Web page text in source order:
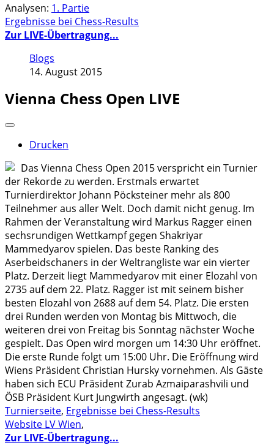
Analysen: 1. Partie
Ergebnisse bei Chess-Results
Zur LIVE-Übertragung...
Blogs
14. August 2015
Vienna Chess Open LIVE
Drucken
Das Vienna Chess Open 2015 verspricht ein Turnier
der Rekorde zu werden. Erstmals erwartet
Turnierdirektor Johann Pöcksteiner mehr als 800
Teilnehmer aus aller Welt. Doch damit nicht genug. Im
Rahmen der Veranstaltung wird Markus Ragger einen
sechsrundigen Wettkampf gegen Shakriyar
Mammedyarov spielen. Das beste Ranking des
Aserbeidschaners in der Weltrangliste war ein vierter
Platz. Derzeit liegt Mammedyarov mit einer Elozahl von
2735 auf dem 22. Platz. Ragger ist mit seinem bisher
besten Elozahl von 2688 auf dem 54. Platz. Die ersten
drei Runden werden von Montag bis Mittwoch, die
weiteren drei von Freitag bis Sonntag nächster Woche
gespielt. Das Open wird morgen um 14:30 Uhr eröffnet.
Die erste Runde folgt um 15:00 Uhr. Die Eröffnung wird
Wiens Präsident Christian Hursky vornehmen. Als Gäste
haben sich ECU Präsident Zurab Azmaiparashvili und
ÖSB Präsident Kurt Jungwirth angesagt. (wk)
Turnierseite, Ergebnisse bei Chess-Results
Website LV Wien,
Zur LIVE-Übertragung...